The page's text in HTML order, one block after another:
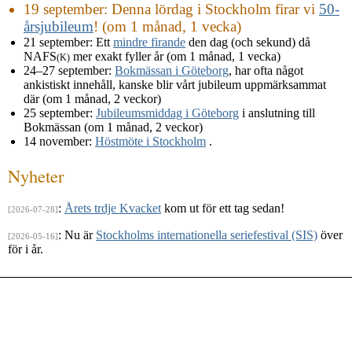
19 september: Denna lördag i Stockholm firar vi 50-
årsjubileum! (om 1 månad, 1 vecka)
21 september: Ett mindre firande den dag (och sekund) då
NAFS(K) mer exakt fyller år (om 1 månad, 1 vecka)
24–27 september: Bokmässan i Göteborg, har ofta något
ankistiskt innehåll, kanske blir vårt jubileum uppmärksammat
där (om 1 månad, 2 veckor)
25 september: Jubileumsmiddag i Göteborg i anslutning till
Bokmässan (om 1 månad, 2 veckor)
14 november: Höstmöte i Stockholm .
Nyheter
[2026-07-28] : Årets trdje Kvacket kom ut för ett tag sedan!
[2026-05-16] : Nu är Stockholms internationella seriefestival (SIS) över
för i år.